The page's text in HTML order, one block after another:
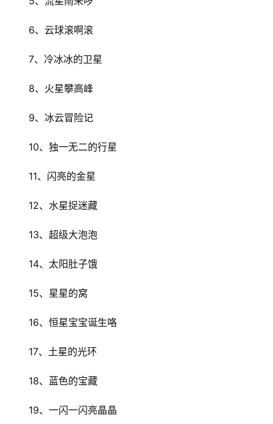
6、云球滚啊滚
7、冷冰冰的卫星
8、火星攀高峰
9、冰云冒险记
10、独一无二的行星
11、闪亮的金星
12、水星捉迷藏
13、超级大泡泡
14、太阳肚子饿
15、星星的窝
16、恒星宝宝诞生咯
17、土星的光环
18、蓝色的宝藏
19、一闪一闪亮晶晶